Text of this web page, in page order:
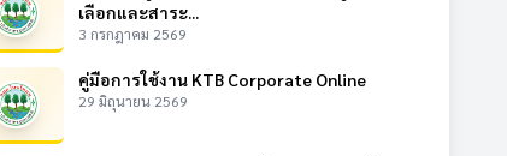
เลือกและสาระ...
3 กรกฎาคม 2569
คู่มือการใช้งาน KTB Corporate Online
29 มิถุนายน 2569